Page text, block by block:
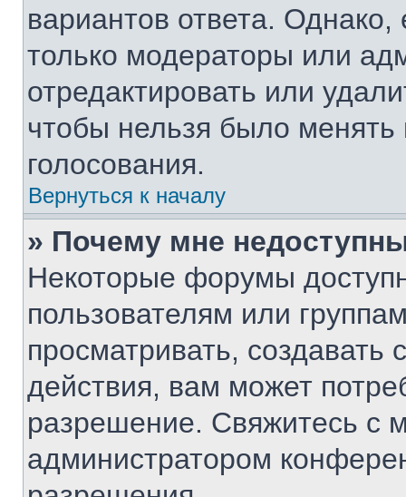
вариантов ответа. Однако,
только модераторы или
отредактировать или
чтобы нельзя было
голосования.
Вернуться к началу
» Почему мне
Некоторые форумы
пользователям или
просматривать,
действия, вам может
разрешение. Свяжитесь с
администратором